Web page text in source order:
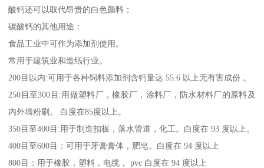
酸钙还可以取代昂贵的白色颜料；
碳酸钙的其他用途：
食品工业中可作为添加剂使用。
常用于建筑业和造纸行业。
200目以内:可用于各种饲料添加剂含钙量达 55.6 以上无有害成份 。
250目至300目:用做塑料厂，橡胶厂，涂料厂，防水材料厂的原料及
内外墙粉刷。 白度在85度以上。
350目至400目:用于制造扣板，落水管道，化工。白度在 93 度以上。
400目至600目：可用于牙膏膏体，肥皂。白度在 94 度以上
800目：用于橡胶，塑料，电缆， pvc 白度在 94 度以上